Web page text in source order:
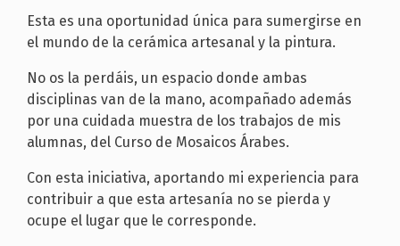
Esta es una oportunidad única para sumergirse en
el mundo de la cerámica artesanal y la pintura.
No os la perdáis, un espacio donde ambas
disciplinas van de la mano, acompañado además
por una cuidada muestra de los trabajos de mis
alumnas, del Curso de Mosaicos Árabes.
Con esta iniciativa, aportando mi experiencia para
contribuir a que esta artesanía no se pierda y
ocupe el lugar que le corresponde.